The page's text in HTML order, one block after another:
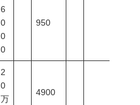
6
0
0
0
950
2
0
万
4900